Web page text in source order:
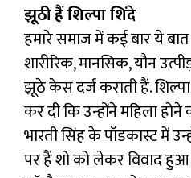
झूठी हैं शिल्पा शिंदे
हमारे समाज में कई बार ये
शारीरिक, मानसिक, यौन
झूठे केस दर्ज कराती हैं.
कर दी कि उन्होंने महिला
भारती सिंह के पॉडकास्ट में
पर हैं शो को लेकर विवाद